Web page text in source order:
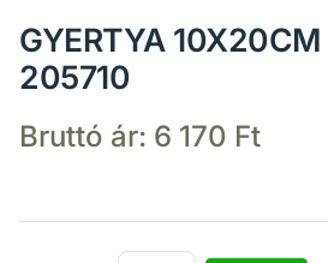
GYERTYA 10X20CM
205710
Bruttó ár: 6 170 Ft